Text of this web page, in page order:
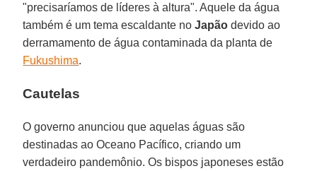
"precisaríamos de líderes à altura". Aquele da água
também é um tema escaldante noJapão devido ao
derramamento de água contaminada da planta de
Fukushima.
Cautelas
O governo anunciou que aquelas águas são
destinadas ao Oceano Pacífico, criando um
verdadeiro pandemônio. Os bispos japoneses estão